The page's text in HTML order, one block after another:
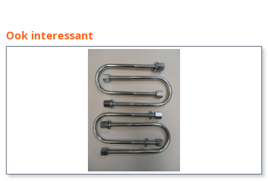
Ook interessant